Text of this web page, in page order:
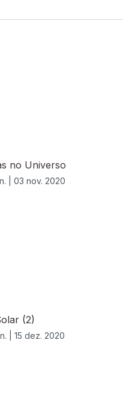
no Universo
| 03 nov. 2020
(2)
| 15 dez. 2020